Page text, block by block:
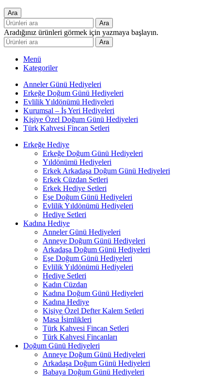
Ara
Ara
Aradığınız ürünleri görmek için yazmaya başlayın.
Ara
Menü
Kategoriler
Anneler Günü Hediyeleri
Erkeğe Doğum Günü Hediyeleri
Evlilik Yıldönümü Hediyeleri
Kurumsal – İş Yeri Hediyeleri
Kişiye Özel Doğum Günü Hediyeleri
Türk Kahvesi Fincan Setleri
Erkeğe Hediye
Erkeğe Doğum Günü Hediyeleri
Yıldönümü Hediyeleri
Erkek Arkadaşa Doğum Günü Hediyeleri
Erkek Cüzdan Setleri
Erkek Hediye Setleri
Eşe Doğum Günü Hediyeleri
Evlilik Yıldönümü Hediyeleri
Hediye Setleri
Kadına Hediye
Anneler Günü Hediyeleri
Anneye Doğum Günü Hediyeleri
Arkadaşa Doğum Günü Hediyeleri
Eşe Doğum Günü Hediyeleri
Evlilik Yıldönümü Hediyeleri
Hediye Setleri
Kadın Cüzdan
Kadına Doğum Günü Hediyeleri
Kadına Hediye
Kişiye Özel Defter Kalem Setleri
Masa İsimlikleri
Türk Kahvesi Fincan Setleri
Türk Kahvesi Fincanları
Doğum Günü Hediyeleri
Anneye Doğum Günü Hediyeleri
Arkadaşa Doğum Günü Hediyeleri
Babaya Doğum Günü Hediyeleri